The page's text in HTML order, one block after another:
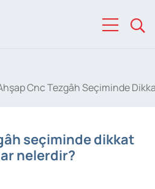
Cnc Tezgâh Seçiminde
seçiminde dikkat
nelerdir?